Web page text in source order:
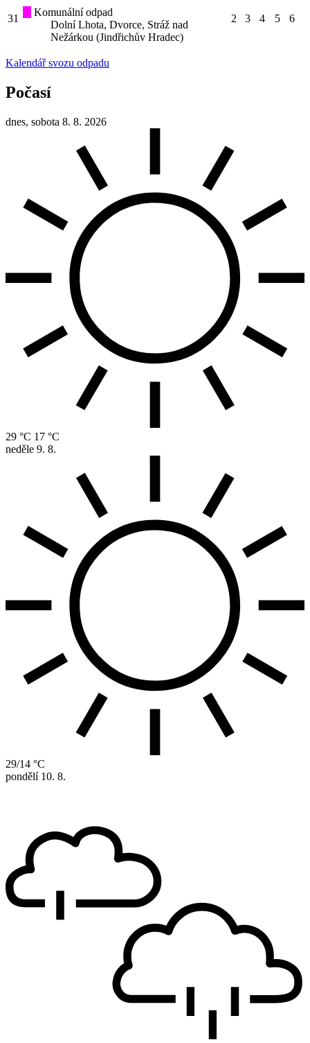
31
Komunální odpad
Dolní Lhota, Dvorce, Stráž nad
Nežárkou (Jindřichův Hradec)
2 3 4 5 6
Kalendář svozu odpadu
Počasí
dnes, sobota 8. 8. 2026
29 °C 17 °C
neděle 9. 8.
29/14 °C
pondělí 10. 8.